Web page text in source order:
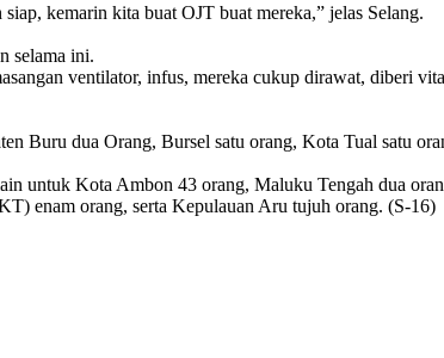
kemarin kita buat OJT buat mereka,” jelas Selang.
selama ini.
ventilator, infus, mereka cukup dirawat, diberi
Buru dua Orang, Bursel satu orang, Kota Tual satu
untuk Kota Ambon 43 orang, Maluku Tengah dua
enam orang, serta Kepulauan Aru tujuh orang. (S-16)